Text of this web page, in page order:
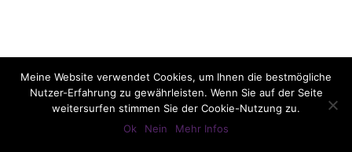
Meine Website verwendet Cookies, um Ihnen die bestmögliche
Nutzer-Erfahrung zu gewährleisten. Wenn Sie auf der Seite
weitersurfen stimmen Sie der Cookie-Nutzung zu.
Ok
Nein Mehr Infos